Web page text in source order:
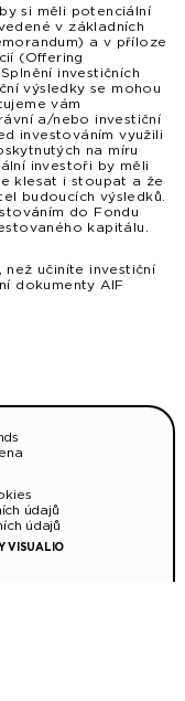
si měli potenciální
v základních
a v příloze
(Offering
investičních
výsledky se mohou
vám
a/nebo investiční
investováním využili
na míru
investoři by měli
klesat i stoupat a že
budoucích výsledků.
do Fondu
kapitálu.
učiníte investiční
dokumenty AIF
údajů
údajů
VISUALIO